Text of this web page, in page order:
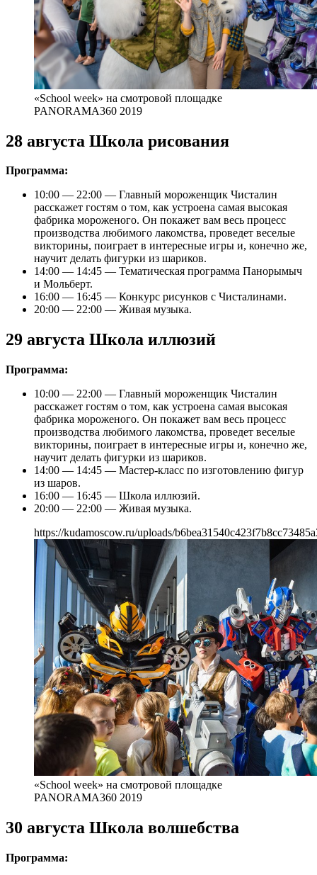
«School week» на смотровой площадке
PANORAMA360 2019
28 августа Школа рисования
Программа:
10:00 — 22:00 — Главный мороженщик Чисталин
расскажет гостям о том, как устроена самая высокая
фабрика мороженого. Он покажет вам весь процесс
производства любимого лакомства, проведет веселые
викторины, поиграет в интересные игры и, конечно же,
научит делать фигурки из шариков.
14:00 — 14:45 — Тематическая программа Панорымыч
и Мольберт.
16:00 — 16:45 — Конкурс рисунков с Чисталинами.
20:00 — 22:00 — Живая музыка.
29 августа Школа иллюзий
Программа:
10:00 — 22:00 — Главный мороженщик Чисталин
расскажет гостям о том, как устроена самая высокая
фабрика мороженого. Он покажет вам весь процесс
производства любимого лакомства, проведет веселые
викторины, поиграет в интересные игры и, конечно же,
научит делать фигурки из шариков.
14:00 — 14:45 — Мастер-класс по изготовлению фигур
из шаров.
16:00 — 16:45 — Школа иллюзий.
20:00 — 22:00 — Живая музыка.
https://kudamoscow.ru/uploads/
«School week» на смотровой площадке
PANORAMA360 2019
30 августа Школа волшебства
Программа: